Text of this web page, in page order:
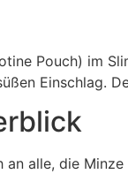
Pouch) im
Einschlag.
alle, die